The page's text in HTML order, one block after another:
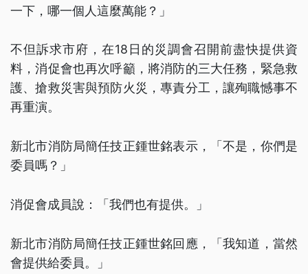
一下，哪一個人這麼萬能？」
不但訴求市府，在18日的災調會召開前盡快提供資
料，消促會也再次呼籲，將消防的三大任務，緊急救
護、搶救災害與預防火災，專責分工，讓殉職憾事不
再重演。
新北市消防局簡任技正鍾世銘表示，「不是，你們是
委員嗎？」
消促會成員說：「我們也有提供。」
新北市消防局簡任技正鍾世銘回應，「我知道，當然
會提供給委員。」